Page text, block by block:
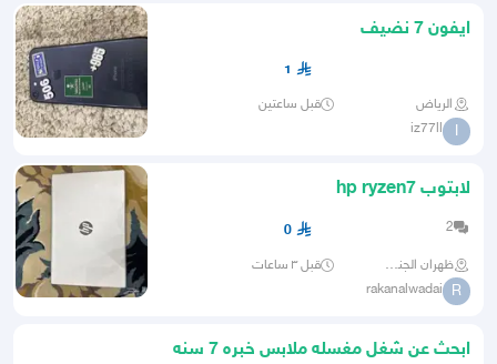
ايفون 7 نضيف
1
الرياض قبل ساعتين
I
iz77ll
لابتوب hp ryzen7
2
0
ظهران الجنوب قبل ٣ ساعات
R
rakanalwadai
ابحث عن شغل مغسله ملابس خبره 7 سنه